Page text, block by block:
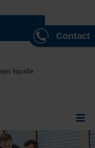
Contact
liquide